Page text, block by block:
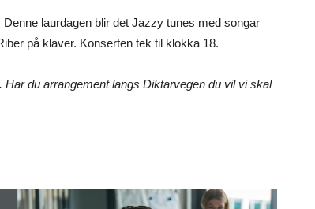
laurdagen blir det Jazzy tunes med songar
på klaver. Konserten tek til klokka 18.
. Har du arrangement langs Diktarvegen du vil vi skal